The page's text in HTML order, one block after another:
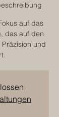
auf das
das auf den
und